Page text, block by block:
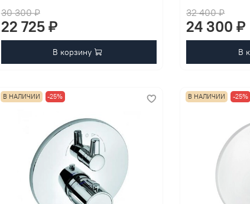
30 300 ₽
22 725 ₽
В корзину
32 400 ₽
24 300 ₽
В
В НАЛИЧИИ -25% В НАЛИЧИИ -25%